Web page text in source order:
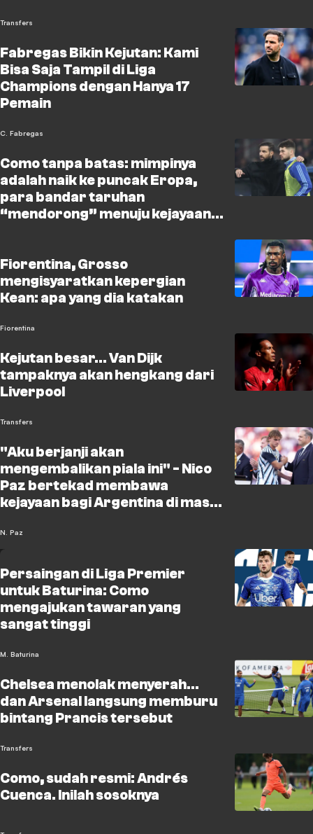
Transfers
Fabregas Bikin Kejutan: Kami
Bisa Saja Tampil di Liga
Champions dengan Hanya 17
Pemain
C. Fabregas
Como tanpa batas: mimpinya
adalah naik ke puncak Eropa,
para bandar taruhan
“mendorong” menuju kejayaan
Fiorentina, Grosso
mengisyaratkan kepergian
Kean: apa yang dia katakan
Fiorentina
Kejutan besar... Van Dijk
tampaknya akan hengkang dari
Liverpool
Transfers
"Aku berjanji akan
mengembalikan piala ini" - Nico
Paz bertekad membawa
kejayaan bagi Argentina di masa
N. Paz
Persaingan di Liga Premier
untuk Baturina: Como
mengajukan tawaran yang
sangat tinggi
M. Baturina
Chelsea menolak menyerah...
dan Arsenal langsung memburu
bintang Prancis tersebut
Transfers
Como, sudah resmi: Andrés
Cuenca. Inilah sosoknya